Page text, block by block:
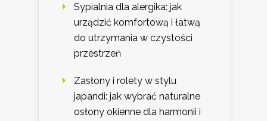
Sypialnia dla alergika: jak
urządzić komfortową i łatwą
do utrzymania w czystości
przestrzeń
Zasłony i rolety w stylu
japandi: jak wybrać naturalne
osłony okienne dla harmonii i